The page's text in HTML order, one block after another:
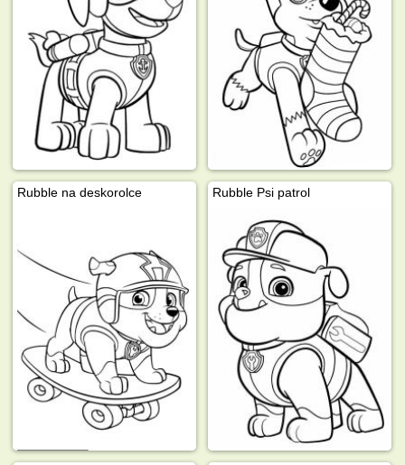
Rubble na deskorolce Rubble Psi patrol